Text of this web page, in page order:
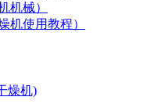
机械）
机使用教程）